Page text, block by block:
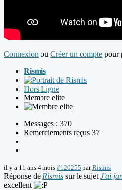
Connexion ou Créer un compte pour
Rismis
Hors Ligne
Membre elite
Messages : 370
Remerciements reçus 37
il y a 11 ans 4 mois #120255 parRismis
Réponse de Rismis sur le sujet J'ai
excellent